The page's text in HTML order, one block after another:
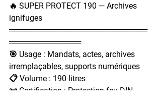
🔥 SUPER PROTECT 190 — Archives
ignifuges
═════════════════════════
═════════════
🎯 Usage : Mandats, actes, archives
irremplaçables, supports numériques
📋 Volume : 190 litres
📜 Certification : Protection feu DIN